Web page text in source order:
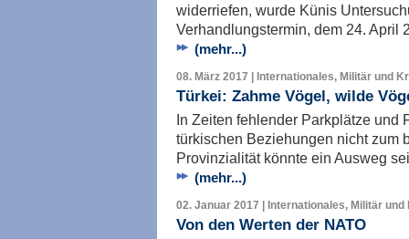
widerriefen, wurde Künis
Verhandlungstermin, dem 24. April
(mehr...)
08. März 2017 | Internationales, Militär und
Türkei: Zahme Vögel, wilde
In Zeiten fehlender Parkplätze und
türkischen Beziehungen nicht zum
Provinzialität könnte ein Ausweg
(mehr...)
02. Januar 2017 | Internationales, Militär und
Von den Werten der NATO